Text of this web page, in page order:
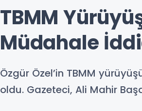
TBMM
Müdahale
Özgür Özel’in TBMM
oldu. Gazeteci, Ali Mahir